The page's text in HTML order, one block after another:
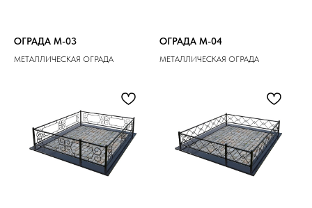
ОГРАДА M-03
МЕТАЛЛИЧЕСКАЯ ОГРАДА
ОГРАДА M-04
МЕТАЛЛИЧЕСКАЯ ОГРАДА